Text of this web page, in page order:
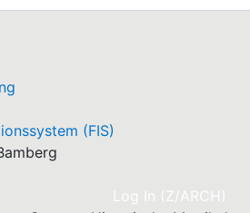
(FIS)
Log In (Z/ARCH)